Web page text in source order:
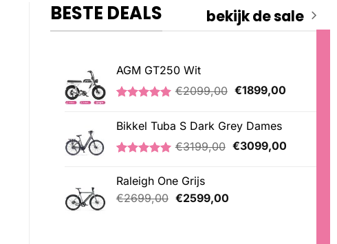
BESTE DEALS bekijk de sale
AGM GT250 Wit
5.00
op 5
gebaseerd
op
klantbeoordeling
€2099,00 Oorspronkelijke
€2099,00.
€1899,00Huidige
Bikkel Tuba S Dark Grey Dames
5.00
op 5
gebaseerd
op
klantbeoordeling
€3199,00 Oorspronkelijke
€3099,00Huidige
Raleigh One Grijs
€2699,00 Oorspronkelijke
€2599,00Huidige